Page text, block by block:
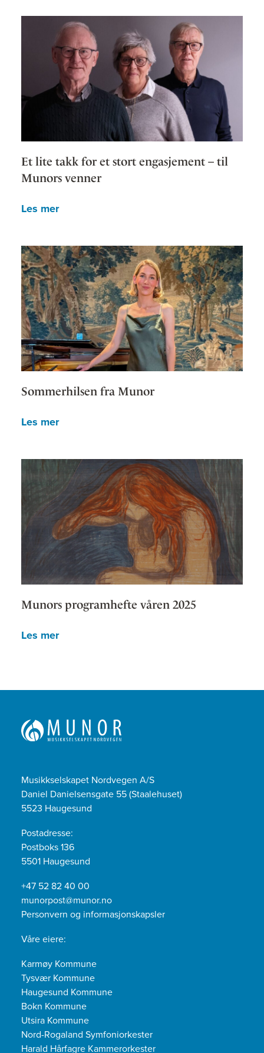
Et lite takk for et stort engasjement – til
Munors venner
Les mer
Sommerhilsen fra Munor
Les mer
Munors programhefte våren 2025
Les mer
Musikkselskapet Nordvegen A/S
Daniel Danielsensgate 55 (Staalehuset)
5523 Haugesund
Postadresse:
Postboks 136
5501 Haugesund
+47 52 82 40 00
munorpost@munor.no
Personvern og informasjonskapsler
Våre eiere:
Karmøy Kommune
Tysvær Kommune
Haugesund Kommune
Bokn Kommune
Utsira Kommune
Nord-Rogaland Symfoniorkester
Harald Hårfagre Kammerorkester